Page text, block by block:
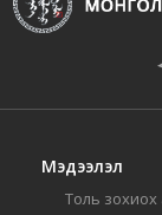
Мэдээлэл
Толь зохиох